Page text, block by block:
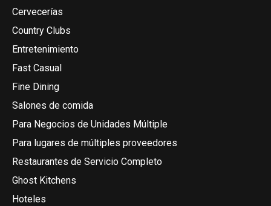
Cervecerías
Country Clubs
Entretenimiento
Fast Casual
Fine Dining
Salones de comida
Para Negocios de Unidades Múltiple
Para lugares de múltiples proveedores
Restaurantes de Servicio Completo
Ghost Kitchens
Hoteles